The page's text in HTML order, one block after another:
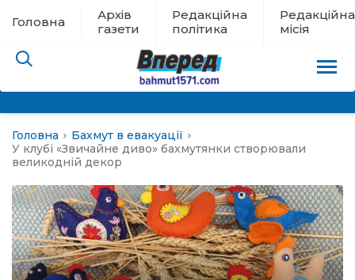
Головна
Архів
газети
Редакційна
політика
Редакційна
місія
евакуації
новини
Головна
Бахмут в евакуації
У клубі «Звичайне диво» бахмутянки створювали
великодній декор